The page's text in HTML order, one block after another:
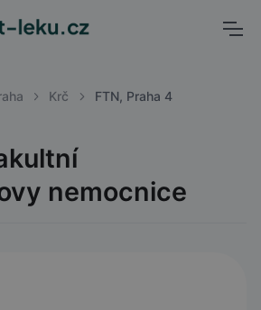
Krč FTN, Praha 4
nemocnice